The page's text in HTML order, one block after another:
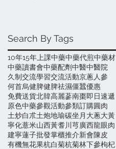
Search By Tags
10年15年 上課中藥中藥代煎中藥材
中藥讀書會中藥配劑中醫中醫院
久制交流學習交流活動京蔥人參
何首烏健脾健脾祛濕僵蠶優惠
免費送貨北韓高麗蔘南棗即日速遞
原色中藥參觀活動參類訂購圓肉
土炒白朮土炮地瑜碳坐月 大蔥大黃
寧化薏米山西黃耆川芎廣西龍眼肉
建寧蓮子批發掌櫃推介新會陳皮
有機無花果杭白菊杭菊林下參枸杞